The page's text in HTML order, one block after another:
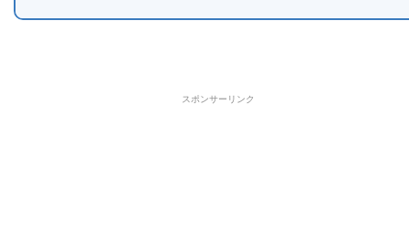
スポンサーリンク